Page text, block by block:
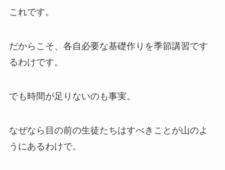
これです。
だからこそ、各自必要な基礎作りを季節講習です
るわけです。
でも時間が足りないのも事実。
なぜなら目の前の生徒たちはすべきことが山のよ
うにあるわけで。